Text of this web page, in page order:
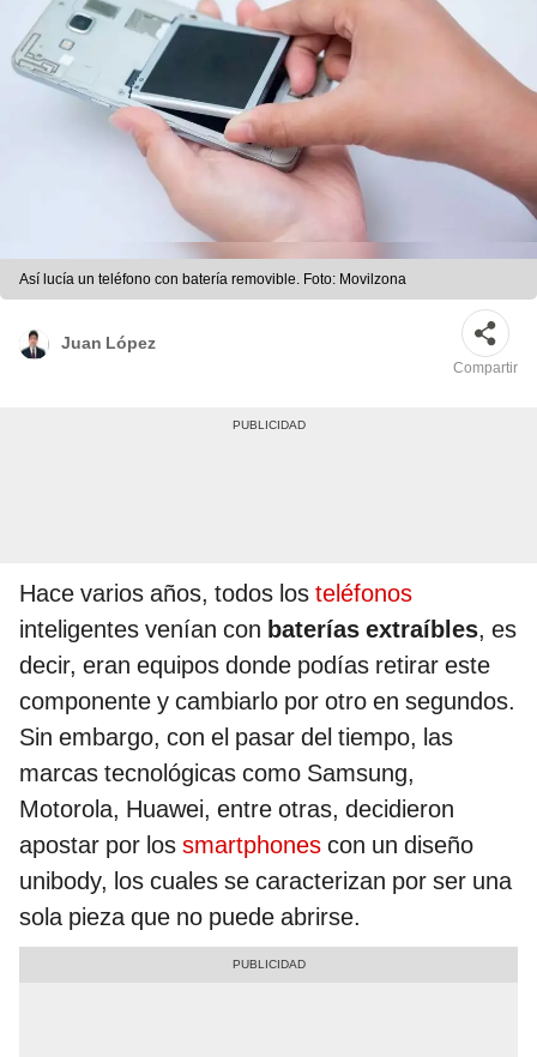
Así lucía un teléfono con batería removible. Foto: Movilzona
Juan López
Compartir
Hace varios años, todos los teléfonos
inteligentes venían con baterías extraíbles, es
decir, eran equipos donde podías retirar este
componente y cambiarlo por otro en segundos.
Sin embargo, con el pasar del tiempo, las
marcas tecnológicas como Samsung,
Motorola, Huawei, entre otras, decidieron
apostar por los smartphones con un diseño
unibody, los cuales se caracterizan por ser una
sola pieza que no puede abrirse.